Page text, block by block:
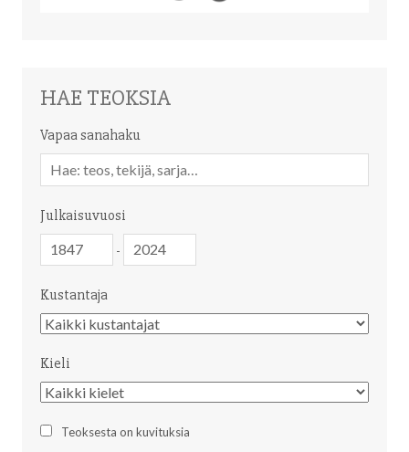
HAE TEOKSIA
Vapaa sanahaku
sanahaku
Julkaisuvuosi
-
Kustantaja
Kustantaja
Kieli
Kieli
Teoksesta on kuvituksia